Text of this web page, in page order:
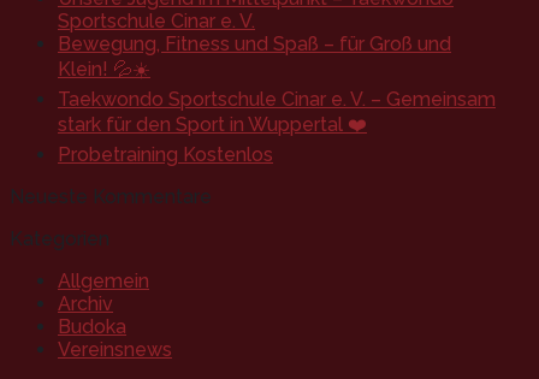
Sportschule Cinar e. V.
Bewegung, Fitness und Spaß – für Groß und
Klein! 💦☀️
Taekwondo Sportschule Cinar e. V. – Gemeinsam
stark für den Sport in Wuppertal ❤️
Probetraining Kostenlos
Neueste Kommentare
Kategorien
Allgemein
Archiv
Budoka
Vereinsnews